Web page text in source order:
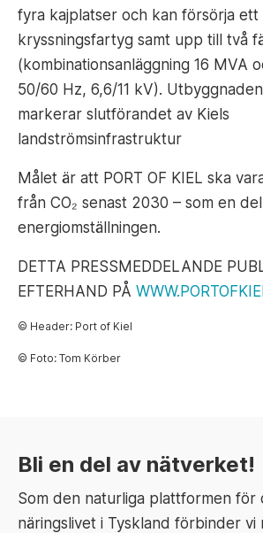
fyra kajplatser och kan försörja ett
kryssningsfartyg samt upp till två
(kombinationsanläggning 16 MVA
50/60 Hz, 6,6/11 kV).
markerar slutförandet av Kiels
landströmsinfrastruktur
Målet är att PORT OF KIEL ska
från CO₂ senast 2030 – som en
energiomställningen.
DETTA PRESSMEDDELANDE
EFTERHAND PÅ
© Header: Port of Kiel
© Foto: Tom Körber
Bli en del av nätverket!
Som den naturliga plattformen för
näringslivet i Tyskland förbinder vi